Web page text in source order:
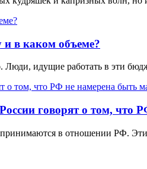
и в каком объеме?
Люди, идущие работать в эти
говорят о том, что
в отношении РФ.